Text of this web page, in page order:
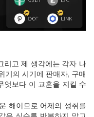
리고 제 생각에는 각자 나
기의 시기에 판매자, 구매
엇보다 이 교훈을 지킬 수
해이므로 어제의 성취를